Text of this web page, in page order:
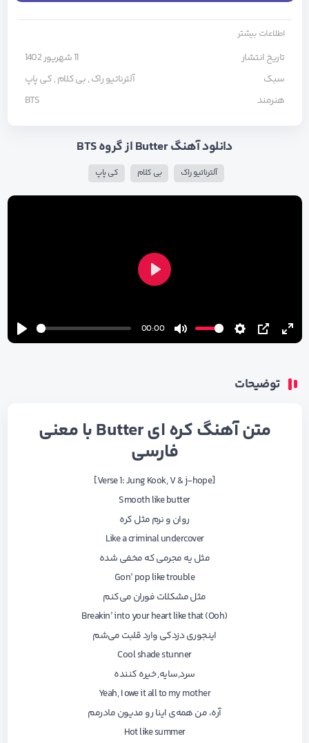
اطلاعات بیشتر
تاریخ انتشار
11 شهریور 1402
سبک
آلترناتیو راک,بی کلام,کی پاپ
هنرمند
BTS
دانلود آهنگ Butter از گروه BTS
آلترناتیو راک بی کلام کی پاپ
Play
00:00
Mute Settings
PIP
Enter
Play
توضیحات
متن آهنگ کره ای Butter با معنی
فارسی
[Verse 1: Jung Kook, V & j-hope]
Smooth like butter
روان و نرم مثل کره
Like a criminal undercover
مثل یه مجرمی که مخفی شده
Gon’ pop like trouble
مثل مشکلات فوران می‌کنم
Breakin’ into your heart like that (Ooh)
اینجوری دزدکی وارد قلبت می‌شم
Cool shade stunner
سرد,سایه, خیره کننده
Yeah, I owe it all to my mother
آره، من همه‌ی اینا رو مدیون مادرمم
Hot like summer